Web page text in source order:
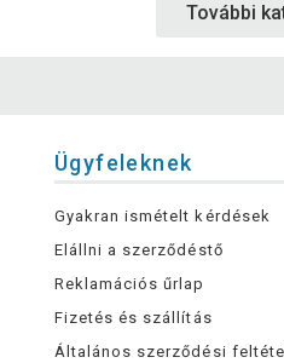
További
Ügyfeleknek
Gyakran ismételt kérdések
Elállni a szerződéstő
Reklamációs űrlap
Fizetés és szállítás
Általános szerződési